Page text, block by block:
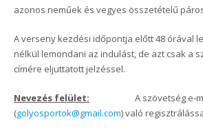
azonos neműek és vegyes összetételű
A verseny kezdési időpontja előtt 48 órával
nélkül lemondani az indulást, de azt csak a
címére eljuttatott jelzéssel.
Nevezés felület: A szövetség e-
(golyosportok@gmail.com) való